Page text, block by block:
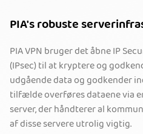
PIA's robuste
PIA VPN bruger det åbne IP
(IPsec) til at kryptere og
udgående data og godkender
tilfælde overføres dataene via
server, der håndterer al
af disse servere utrolig vigtig.